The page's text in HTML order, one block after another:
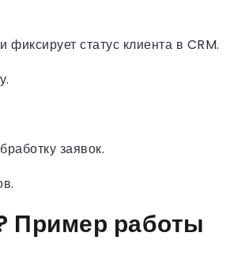
статус клиента в CRM.
заявок.
Пример работы